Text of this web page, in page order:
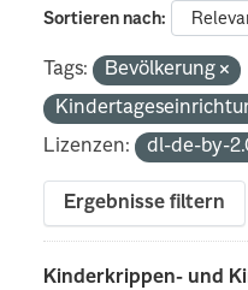
Sortieren nach
Tags:
Bevölkerung
Lizenzen:
dl-de-by-
Ergebnisse filtern
Kinderkrippen- und